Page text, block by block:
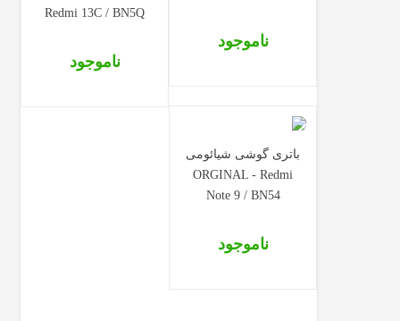
ناموجود
Redmi 13C / BN5Q
ناموجود
باتری گوشی شیائومی
ORGINAL - Redmi
Note 9 / BN54
ناموجود